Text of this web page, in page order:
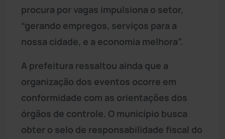
procura por vagas impulsiona o setor,
“gerando empregos, serviços para a
nossa cidade, e a economia melhora”.
A prefeitura ressaltou ainda que a
organização dos eventos ocorre em
conformidade com as orientações dos
órgãos de controle. O município busca
obter o selo de responsabilidade fiscal do